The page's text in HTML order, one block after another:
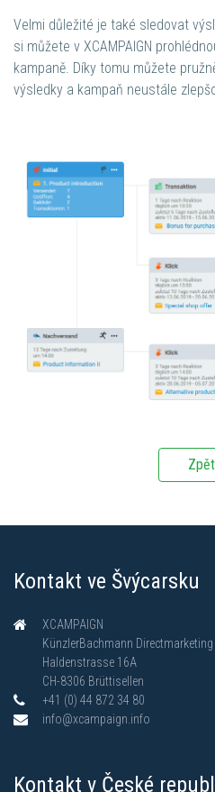
Velmi důležité je také sledovat
si můžete v XCAMPAIGN
kampaně. Díky tomu můžete
výsledky a kampaň neustále
Zpět
Kontakt ve Švýcarsku
XCAMPAIGN
KünzlerBachmann Directmarketing
Haldenstrasse 16A
CH-8306 Brüttisellen
+41 (0) 44 872 34 80
info@xcampaign.info
Kontakt v České